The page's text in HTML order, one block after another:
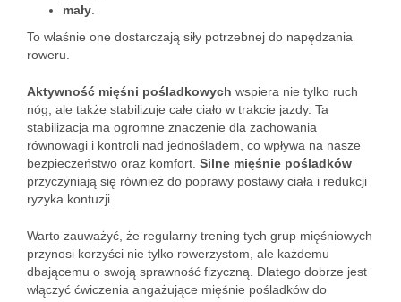
mały
To właśnie one dostarczają siły potrzebnej do napędzania
roweru.
Aktywność mięśni pośladkowych wspiera nie tylko ruch
nóg, ale także stabilizuje całe ciało w trakcie jazdy. Ta
stabilizacja ma ogromne znaczenie dla zachowania
równowagi i kontroli nad jednośladem, co wpływa na nasze
bezpieczeństwo oraz komfort. Silne mięśnie pośladków
przyczyniają się również do poprawy postawy ciała i redukcji
ryzyka kontuzji.
Warto zauważyć, że regularny trening tych grup mięśniowych
przynosi korzyści nie tylko rowerzystom, ale każdemu
dbającemu o swoją sprawność fizyczną. Dlatego dobrze jest
włączyć ćwiczenia angażujące mięśnie pośladków do